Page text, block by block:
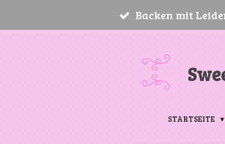
Backen mit
STARTSEITE